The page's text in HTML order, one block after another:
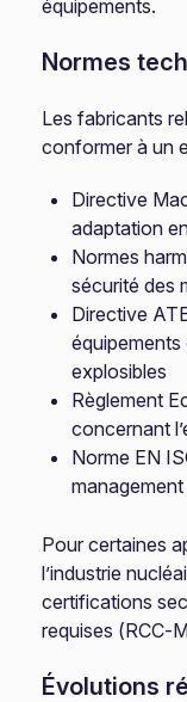
équipements.
Normes
Les fabricants
conformer à un
Directive
adaptation
Normes
sécurité des
Directive
explosibles
Règlement
concernant
Norme EN
Pour certaines
l’industrie
certifications
requises (RCC-
Évolutions